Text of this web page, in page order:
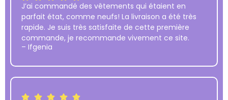
J’ai commandé des vêtements qui étaient en
parfait état, comme neufs! La livraison a été très
rapide. Je suis très satisfaite de cette première
commande, je recommande vivement ce site.
– Ifgenia